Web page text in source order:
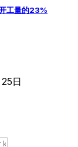
工量的23%
日